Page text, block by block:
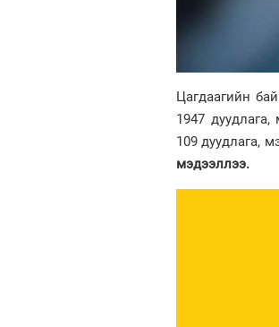
Цагдаагийн
1947
109 дуудлага,
мэдээллээ.